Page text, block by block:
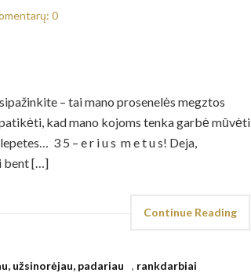
0
– tai mano prosenelės megztos
kad mano kojoms tenka garbė mūvėti
3 5 – e r i u s m e t u s! Deja,
bent […]
Continue Reading
užsinorėjau, padariau , rankdarbiai